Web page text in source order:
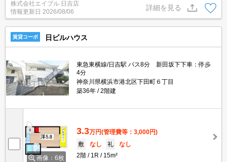
込)。1年未満の解約時、違約金家賃+管理費の2ヶ月分発生。
株式会社エイブル 日吉店
情報更新日 2026/08/06
詳細を見る
賃貸コーポ 日ビルハウス
東急東横線/日吉駅 バス8分 新田坂下下車：停歩
4分
神奈川県横浜市港北区下田町６丁目
築36年
2階建
画像：6枚
3.3万円(管理費等：3,000円)
敷
なし 礼
なし
2階
1R 15m²